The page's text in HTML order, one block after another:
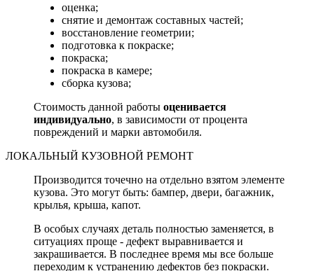
оценка;
снятие и демонтаж составных частей;
восстановление геометрии;
подготовка к покраске;
покраска;
покраска в камере;
сборка кузова;
Стоимость данной работы оценивается
индивидуально, в зависимости от процента
повреждений и марки автомобиля.
ЛОКАЛЬНЫЙ КУЗОВНОЙ РЕМОНТ
Производится точечно на отдельно взятом элементе
кузова. Это могут быть: бампер, двери, багажник,
крылья, крыша, капот.
В особых случаях деталь полностью заменяется, в
ситуациях проще - дефект выравнивается и
закрашивается. В последнее время мы все больше
переходим к устранению дефектов без покраски.